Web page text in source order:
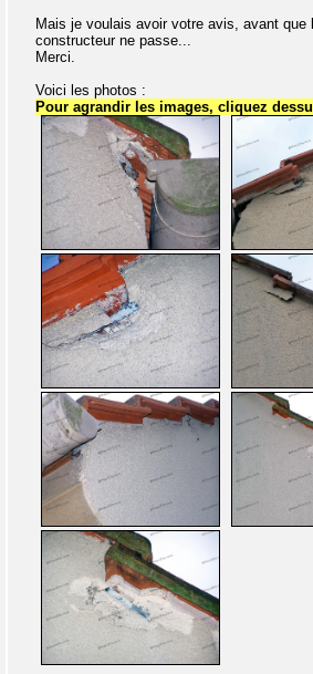
Mais je voulais avoir votre avis, avant que
constructeur ne passe...
Merci.
Voici les photos :
Pour agrandir les images, cliquez